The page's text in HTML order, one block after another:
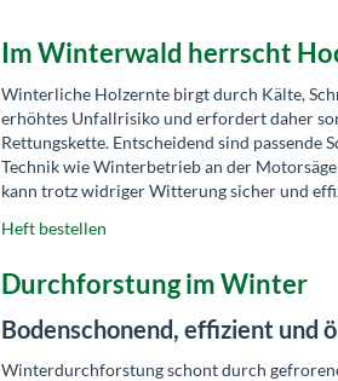
Im Winterwald herrscht
Winterliche Holzernte birgt durch Kälte,
erhöhtes Unfallrisiko und erfordert daher
Rettungskette. Entscheidend sind passende
Technik wie Winterbetrieb an der
kann trotz widriger Witterung sicher und
Heft bestellen
Durchforstung im Winter
Bodenschonend, effizient und
Winterdurchforstung schont durch